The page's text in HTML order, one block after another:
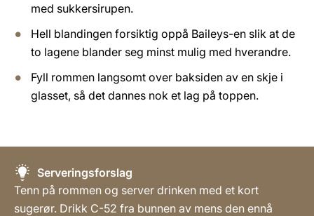
med sukkersirupen.
Hell blandingen forsiktig oppå Baileys-en slik at de
to lagene blander seg minst mulig med hverandre.
Fyll rommen langsomt over baksiden av en skje i
glasset, så det dannes nok et lag på toppen.
Serveringsforslag
Tenn på rommen og server drinken med et kort
sugerør. Drikk C-52 fra bunnen av mens den ennå